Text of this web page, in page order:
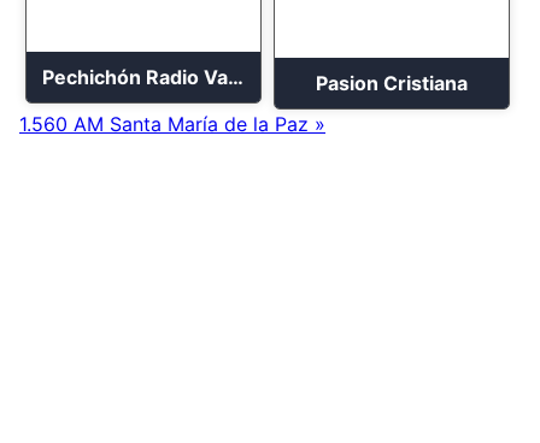
Pechichón Radio Vallenato
Pasion Cristiana
1.560 AM Santa María de la Paz »